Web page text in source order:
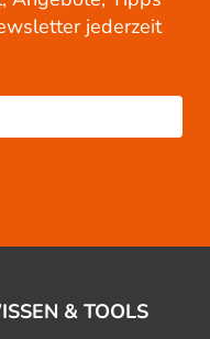
jederzeit
& TOOLS